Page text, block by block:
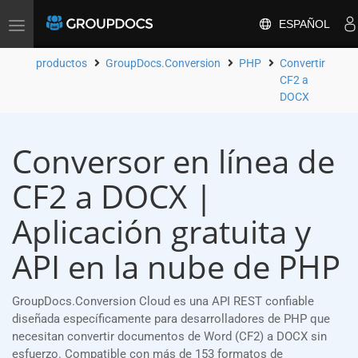
Toggle
ESPAÑOL
productos GroupDocs.Conversion PHP
Convertir
CF2 a
DOCX
Conversor en línea de
CF2 a DOCX |
Aplicación gratuita y
API en la nube de PHP
GroupDocs.Conversion Cloud es una API REST confiable
diseñada específicamente para desarrolladores de PHP que
necesitan convertir documentos de Word (CF2) a DOCX sin
esfuerzo. Compatible con más de 153 formatos de